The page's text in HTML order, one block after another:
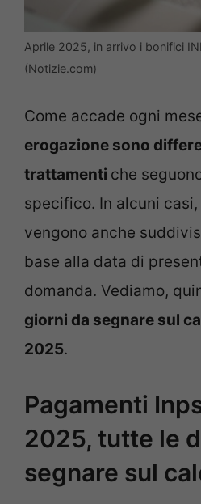
Aprile 2025, in arrivo i bonifici
(Notizie.com)
Come accade ogni
erogazione sono
trattamenti che
specifico. In alcuni
vengono anche
base alla data di
domanda. Vediamo,
giorni da segnare sul
2025.
Pagamenti
2025, tutte le
segnare sul